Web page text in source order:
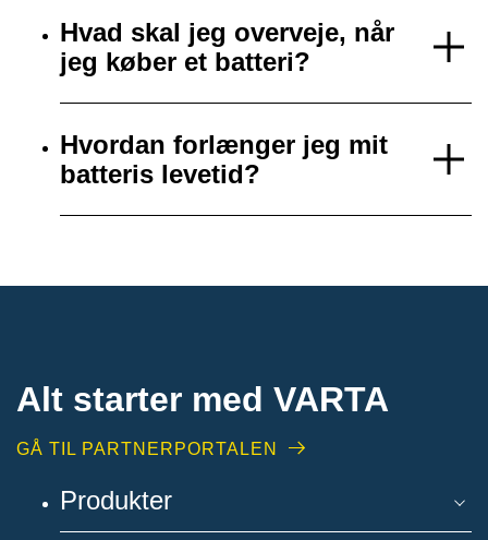
Hvad skal jeg overveje, når
jeg køber et batteri?
Hvordan forlænger jeg mit
batteris levetid?
Alt starter med VARTA​
GÅ TIL PARTNERPORTALEN
Produkter